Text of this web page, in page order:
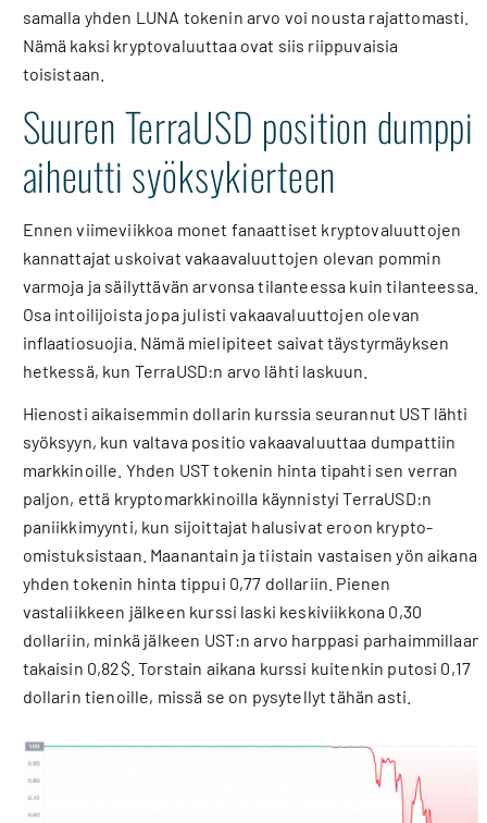
samalla yhden LUNA tokenin arvo voi nousta rajattomasti.
Nämä kaksi kryptovaluuttaa ovat siis riippuvaisia
toisistaan.
Suuren TerraUSD position dumppi
aiheutti syöksykierteen
Ennen viimeviikkoa monet fanaattiset kryptovaluuttojen
kannattajat uskoivat vakaavaluuttojen olevan pommin
varmoja ja säilyttävän arvonsa tilanteessa kuin tilanteessa.
Osa intoilijoista jopa julisti vakaavaluuttojen olevan
inflaatiosuojia. Nämä mielipiteet saivat täystyrmäyksen
hetkessä, kun TerraUSD:n arvo lähti laskuun.
Hienosti aikaisemmin dollarin kurssia seurannut UST lähti
syöksyyn, kun valtava positio vakaavaluuttaa dumpattiin
markkinoille. Yhden UST tokenin hinta tipahti sen verran
paljon, että kryptomarkkinoilla käynnistyi TerraUSD:n
paniikkimyynti, kun sijoittajat halusivat eroon krypto-
omistuksistaan. Maanantain ja tiistain vastaisen yön aikana
yhden tokenin hinta tippui 0,77 dollariin. Pienen
vastaliikkeen jälkeen kurssi laski keskiviikkona 0,30
dollariin, minkä jälkeen UST:n arvo harppasi parhaimmillaan
takaisin 0,82$. Torstain aikana kurssi kuitenkin putosi 0,17
dollarin tienoille, missä se on pysytellyt tähän asti.